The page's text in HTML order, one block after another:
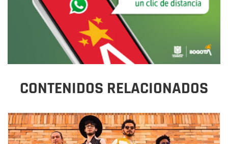
CONTENIDOS RELACIONADOS